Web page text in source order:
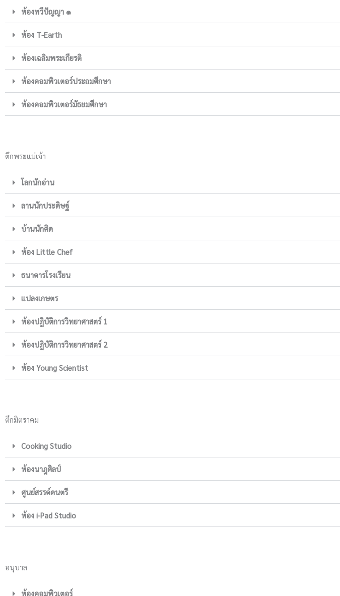
ห้องทวีปัญญา ๑
ห้อง T-Earth
ห้องเฉลิมพระเกียรติ
ห้องคอมพิวเตอร์ประถมศึกษา
ห้องคอมพิวเตอร์มัธยมศึกษา
ตึกพระแม่เจ้า
โลกนักอ่าน
ลานนักประดิษฐ์
บ้านนักคิด
ห้อง Little Chef
ธนาคารโรงเรียน
แปลงเกษตร
ห้องปฎิบัติการวิทยาศาสตร์ 1
ห้องปฎิบัติการวิทยาศาสตร์ 2
ห้อง Young Scientist
ตึกมิตราคม
Cooking Studio
ห้องนาฎศิลป์
ศูนย์สรรค์ดนตรี
ห้อง i-Pad Studio
อนุบาล
ห้องคอมพิวเตอร์